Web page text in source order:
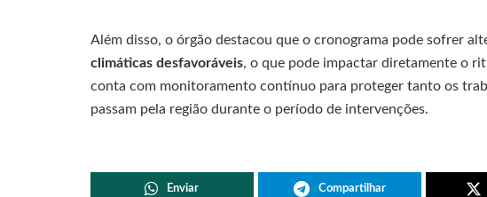
Além disso, o órgão destacou que o cronograma pode sofrer
climáticas desfavoráveis, o que pode impactar diretamente o
conta com monitoramento contínuo para proteger tanto os
passam pela região durante o período de intervenções.
Enviar Compartilhar